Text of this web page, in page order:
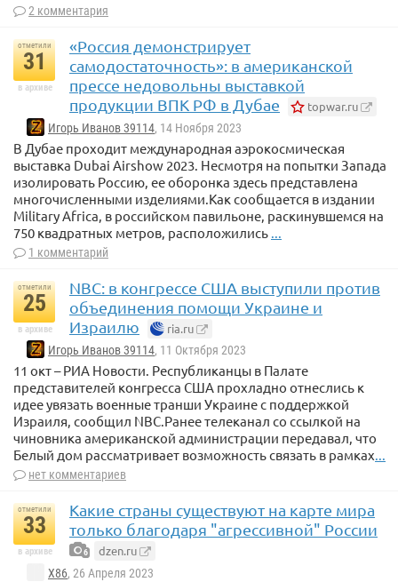
2 комментария
отметили
31
в архиве
«Россия демонстрирует
самодостаточность»: в американской
прессе недовольны выставкой
продукции ВПК РФ в Дубае
topwar.ru
Игорь Иванов 39114, 14 Ноября 2023
В Дубае проходит международная аэрокосмическая
выставка Dubai Airshow 2023. Несмотря на попытки Запада
изолировать Россию, ее оборонка здесь представлена
многочисленными изделиями.Как сообщается в издании
Military Africa, в российском павильоне, раскинувшемся на
750 квадратных метров, расположились ...
1 комментарий
отметили
25
в архиве
NBC: в конгрессе США выступили против
объединения помощи Украине и
Израилю
ria.ru
Игорь Иванов 39114, 11 Октября 2023
11 окт – РИА Новости. Республиканцы в Палате
представителей конгресса США прохладно отнеслись к
идее увязать военные транши Украине с поддержкой
Израиля, сообщил NBC.Ранее телеканал со ссылкой на
чиновника американской администрации передавал, что
Белый дом рассматривает возможность связать в рамках...
нет комментариев
отметили
33
в архиве
Какие страны существуют на карте мира
только благодаря "агрессивной" России
6 dzen.ru
X86, 26 Апреля 2023